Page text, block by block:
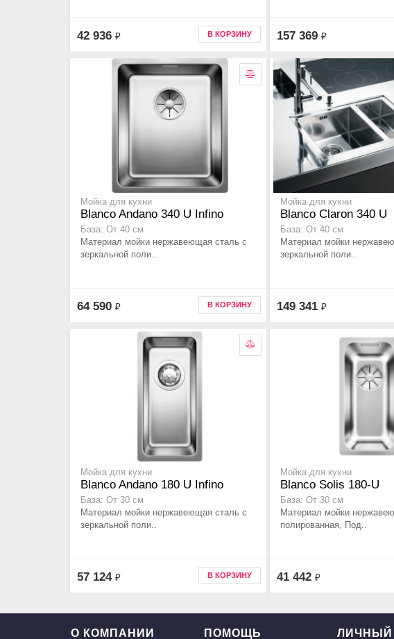
42 936 ₽ В КОРЗИНУ 157 369 ₽
Мойка для кухни
Blanco Andano 340 U Infino
База: От 40 см
Материал мойки нержавеющая сталь с
зеркальной поли..
64 590 ₽ В КОРЗИНУ
Мойка для кухни
Blanco Claron 340 U
База: От 40 см
Материал мойки
зеркальной поли..
149 341 ₽
Мойка для кухни
Blanco Andano 180 U Infino
База: От 30 см
Материал мойки нержавеющая сталь с
зеркальной поли..
57 124 ₽ В КОРЗИНУ
Мойка для кухни
Blanco Solis 180-U
База: От 30 см
Материал мойки
полированная, Под..
41 442 ₽
О КОМПАНИИ ПОМОЩЬ ЛИЧНЫЙ